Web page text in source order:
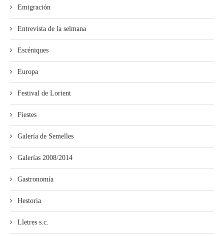
Emigración
Entrevista de la selmana
Escéniques
Europa
Festival de Lorient
Fiestes
Galería de Semelles
Galerías 2008/2014
Gastronomía
Hestoria
Lletres s.c.